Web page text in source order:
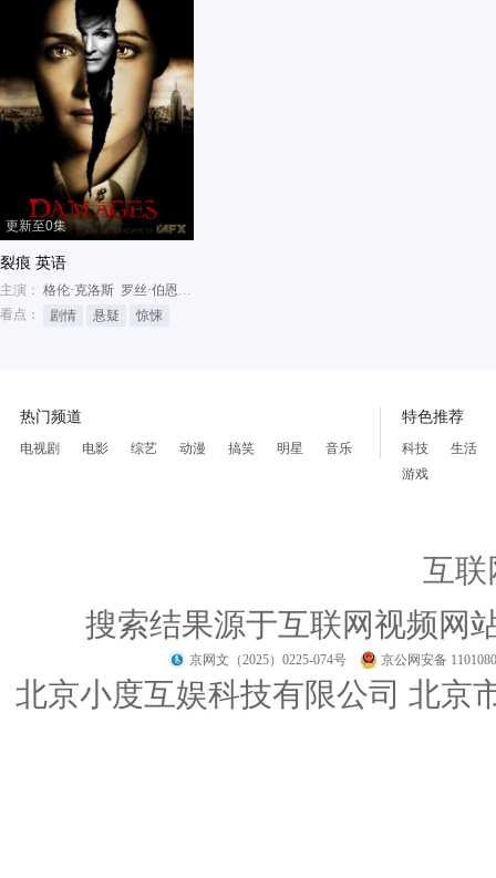
更新至0集
裂痕 英语
主演： 格伦·克洛斯 罗丝·伯恩 扎克瑞·布斯
看点：
剧情 悬疑 惊悚
热门频道
电视剧 电影 综艺 动漫 搞笑 明星 音乐
特色推荐
科技
生活
游戏
互联
搜索结果源于互联网视频网
京网文（2025）0225-074号 京公网安备
北京小度互娱科技有限公司 北京